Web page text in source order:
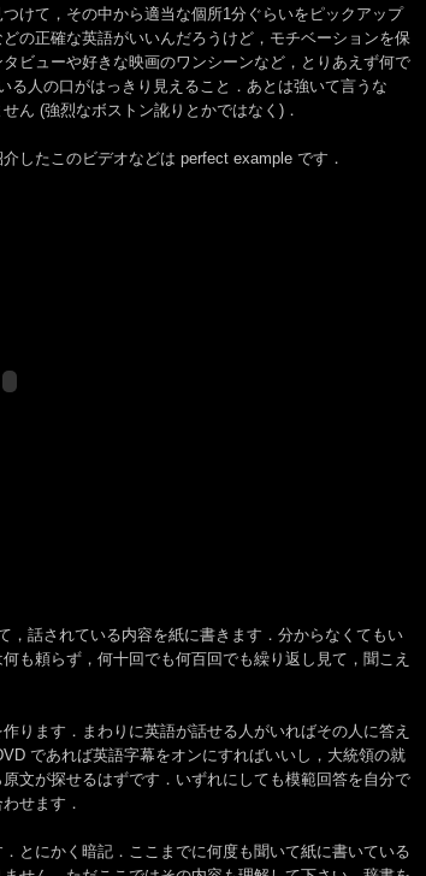
けて，その中から適当な個所1分ぐらいをピックアップ
の正確な英語がいいんだろうけど，モチベーションを保
ビューや好きな映画のワンシーンなど，とりあえず何で
る人の口がはっきり見えること．あとは強いて言うな
ん (強烈なボストン訛りとかではなく)．
したこのビデオなどは perfect example です．
，話されている内容を紙に書きます．分からなくてもい
も頼らず，何十回でも何百回でも繰り返し見て，聞こえ
ります．まわりに英語が話せる人がいればその人に答え
であれば英語字幕をオンにすればいいし，大統領の就
文が探せるはずです．いずれにしても模範回答を自分で
せます．
とにかく暗記．ここまでに何度も聞いて紙に書いている